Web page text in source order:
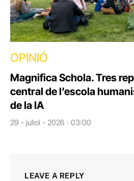
OPINIÓ
Magnifica Schola. Tres
central de l’escola
de la IA
29 - juliol - 2026 · 03:00
LEAVE A REPLY